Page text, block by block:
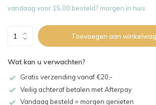
vandaag voor 15.00 besteld? morgen in huis
Toevoegen aan
Wat kan u verwachten?
Gratis verzending vanaf €20,-
Veilig achteraf betalen met Afterpay
Vandaag besteld = morgen genieten